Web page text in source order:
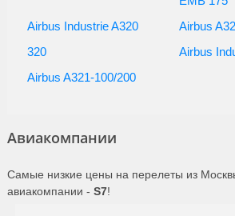
Airbus Industrie A320
Airbus
320
Airbus
Airbus A321-100/200
Авиакомпании
Самые низкие цены на перелеты из
авиакомпании - S7!